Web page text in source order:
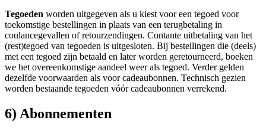
Tegoeden worden uitgegeven als u kiest voor een tegoed voor
toekomstige bestellingen in plaats van een terugbetaling in
coulancegevallen of retourzendingen. Contante uitbetaling van het
(rest)tegoed van tegoeden is uitgesloten. Bij bestellingen die (deels)
met een tegoed zijn betaald en later worden geretourneerd, boeken
we het overeenkomstige aandeel weer als tegoed. Verder gelden
dezelfde voorwaarden als voor cadeaubonnen. Technisch gezien
worden bestaande tegoeden vóór cadeaubonnen verrekend.
6) Abonnementen